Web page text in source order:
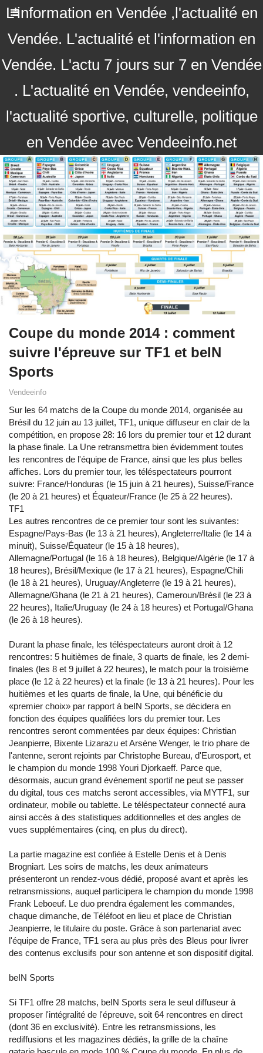
L'information en Vendée ,l'actualité en
Vendée. L'actualité et l'information en
Vendée. L'actu 7 jours sur 7 en Vendée
. L'actualité en Vendée, vendeeinfo,
l'actualité sportive, culturelle, politique
en Vendée avec Vendeeinfo.net
Coupe du monde 2014 : comment
suivre l'épreuve sur TF1 et beIN
Sports
Vendeeinfo
Sur les 64 matchs de la Coupe du monde 2014, organisée au
Brésil du 12 juin au 13 juillet, TF1, unique diffuseur en clair de la
compétition, en propose 28: 16 lors du premier tour et 12 durant
la phase finale. La Une retransmettra bien évidemment toutes
les rencontres de l'équipe de France, ainsi que les plus belles
affiches. Lors du premier tour, les téléspectateurs pourront
suivre: France/Honduras (le 15 juin à 21 heures), Suisse/France
(le 20 à 21 heures) et Équateur/France (le 25 à 22 heures).
TF1
Les autres rencontres de ce premier tour sont les suivantes:
Espagne/Pays-Bas (le 13 à 21 heures), Angleterre/Italie (le 14 à
minuit), Suisse/Équateur (le 15 à 18 heures),
Allemagne/Portugal (le 16 à 18 heures), Belgique/Algérie (le 17 à
18 heures), Brésil/Mexique (le 17 à 21 heures), Espagne/Chili
(le 18 à 21 heures), Uruguay/Angleterre (le 19 à 21 heures),
Allemagne/Ghana (le 21 à 21 heures), Cameroun/Brésil (le 23 à
22 heures), Italie/Uruguay (le 24 à 18 heures) et Portugal/Ghana
(le 26 à 18 heures).
Durant la phase finale, les téléspectateurs auront droit à 12
rencontres: 5 huitièmes de finale, 3 quarts de finale, les 2 demi-
finales (les 8 et 9 juillet à 22 heures), le match pour la troisième
place (le 12 à 22 heures) et la finale (le 13 à 21 heures). Pour les
huitièmes et les quarts de finale, la Une, qui bénéficie du
«premier choix» par rapport à beIN Sports, se décidera en
fonction des équipes qualifiées lors du premier tour. Les
rencontres seront commentées par deux équipes: Christian
Jeanpierre, Bixente Lizarazu et Arsène Wenger, le trio phare de
l'antenne, seront rejoints par Christophe Bureau, d'Eurosport, et
le champion du monde 1998 Youri Djorkaeff. Parce que,
désormais, aucun grand événement sportif ne peut se passer
du digital, tous ces matchs seront accessibles, via MYTF1, sur
ordinateur, mobile ou tablette. Le téléspectateur connecté aura
ainsi accès à des statistiques additionnelles et des angles de
vues supplémentaires (cinq, en plus du direct).
La partie magazine est confiée à Estelle Denis et à Denis
Brogniart. Les soirs de matchs, les deux animateurs
présenteront un rendez-vous dédié, proposé avant et après les
retransmissions, auquel participera le champion du monde 1998
Frank Leboeuf. Le duo prendra également les commandes,
chaque dimanche, de Téléfoot en lieu et place de Christian
Jeanpierre, le titulaire du poste. Grâce à son partenariat avec
l'équipe de France, TF1 sera au plus près des Bleus pour livrer
des contenus exclusifs pour son antenne et son dispositif digital.
beIN Sports
Si TF1 offre 28 matchs, beIN Sports sera le seul diffuseur à
proposer l'intégralité de l'épreuve, soit 64 rencontres en direct
(dont 36 en exclusivité). Entre les retransmissions, les
rediffusions et les magazines dédiés, la grille de la chaîne